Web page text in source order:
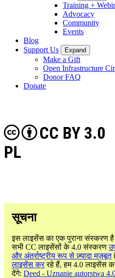
Training +
Advocacy
Community
Events
Blog
Support Us
Expand
Make a Gift
Open Infrastructure
Donor FAQ
Donate
CC BY 3.0
PL
सूचना
इस लाइसेंस का एक पुराना संस्करण
सभी CC लाइसेंसों के 4.0 संस्करण
और अंतर्राष्ट्रीय रूप से ज़्यादा मज़बूत
लाइसेंस कररहे हैं, हम 4.0 लाइसेंस
देंगे: Deed - Uznanie autorstwa